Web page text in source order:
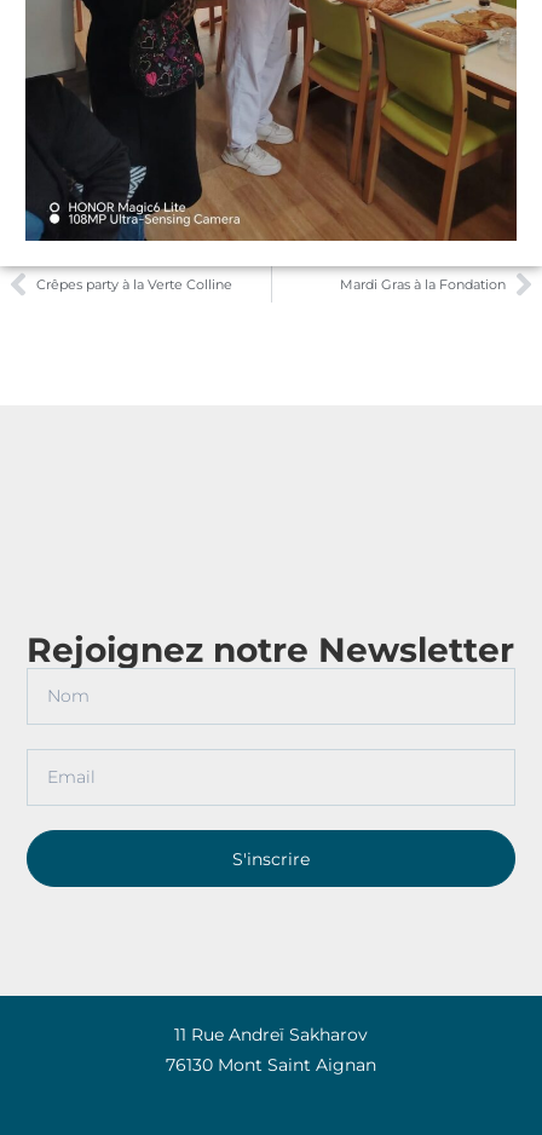
Crêpes party à la Verte Colline Mardi Gras à la Fondation
Rejoignez notre Newsletter
S'inscrire
11 Rue Andreï Sakharov
76130 Mont Saint Aignan